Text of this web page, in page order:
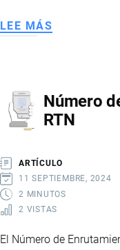
LEE MÁS
Número
RTN
ARTÍCULO
11 SEPTIEMBRE, 2024
2 MINUTOS
2 VISTAS
El Número de